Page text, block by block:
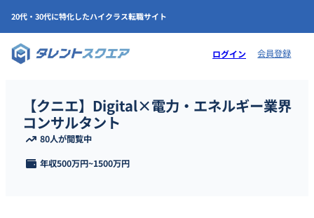
20代・30代に特化したハイクラス転職サイト
ログイン 会員登録
【クニエ】Digital×電力・エネルギー業界
コンサルタント
80人が閲覧中
年収500万円~1500万円